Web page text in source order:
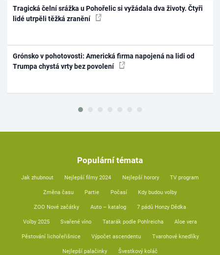
Tragická čelní srážka u Pohořelic si vyžádala dva životy. Čtyři
lidé utrpěli těžká zranění
Grónsko v pohotovosti: Americká firma napojená na lidi od
Trumpa chystá vrty bez povolení
Populární témata
Jak zhubnout Nejlepší filmy 2024 Nejlepší horory TV program
Změna času Partie Počasí Kdy budou volby
ZOO Nové začátky Auto – katalog 7 pádů Honzy Dědka
Volby 2025 Svařené víno Tatarák podle Pohlreicha Aloe vera
Pěstování lichořeřišnice Výpočet ascendentu Tvarohové knedlíky
Nejlepší palačinky Švestkový koláč